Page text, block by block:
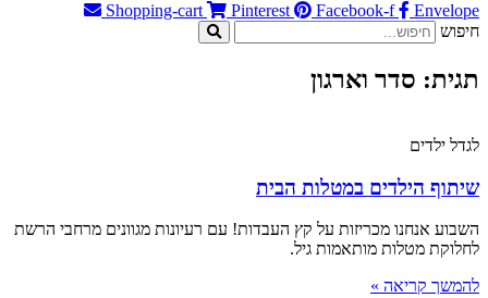
Shopping-cart
Pinterest Facebook-f
Envelope
חיפוש
תגית: סדר וארגון
לגדל ילדים
שיתוף הילדים במטלות הבית
השבוע אנחנו מכריזות על קץ העבדות! עם רעיונות מגוונים מרחבי הרשת
לחלוקת מטלות מותאמות גיל.
להמשך קריאה »